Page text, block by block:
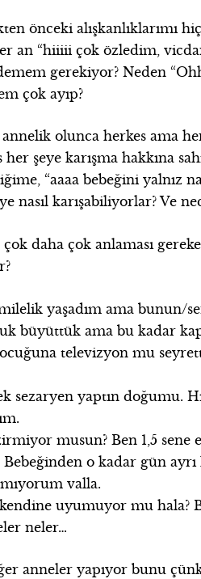
önceki alışkanlıklarımı
an “hiiiii çok özledim,
gerekiyor? Neden
çok ayıp?
olunca herkes ama
her şeye karışma hakkına
“aaaa bebeğini yalnız
nasıl karışabiliyorlar? Ve
daha çok anlaması
yaşadım ama bunun/
büyüttük ama bu kadar
televizyon mu
sezaryen yaptın doğumu.
musun? Ben 1,5 sene
Bebeğinden o kadar gün
valla.
uyumuyor mu hala?
neler…
anneler yapıyor bunu